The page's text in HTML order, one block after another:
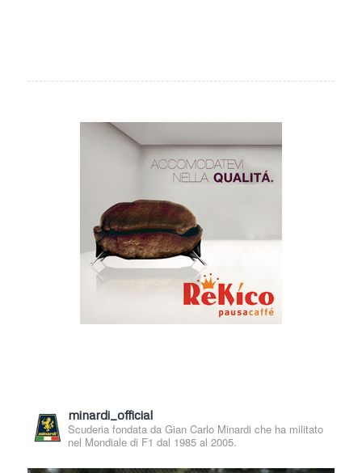
minardi_official
Scuderia fondata da Gian Carlo Minardi che ha militato
nel Mondiale di F1 dal 1985 al 2005.